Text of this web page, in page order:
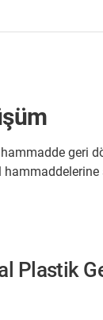
geri
Plastik